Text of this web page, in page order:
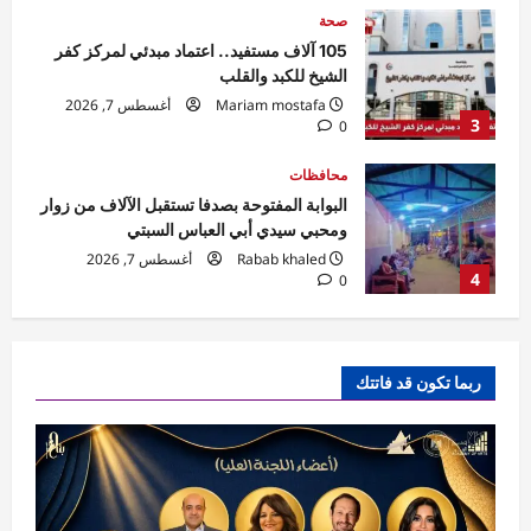
4
محافظات
البوابة المفتوحة بصدفا تستقبل الآلاف من زوار
ومحبي سيدي أبي العباس السبتي
Rabab khaled
أغسطس 7, 2026
0
5
محافظات
مهرجان الصيف الدولي بمكتبة الإسكندرية
ينطلق بحفل جماهيري لـ«مسار إجباري»
Eman Sherif
أغسطس 6, 2026
1
مهرجان القاهرة الدولي للطفل العربي يعلن
shorouk
أغسطس 7, 2026 0
محافظات
ضربات متزامنة بالمحافظة.. إزالة تعديات
ربما تكون قد فاتتك